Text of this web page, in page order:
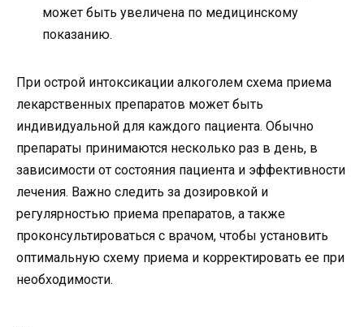
может быть увеличена по медицинскому
показанию.
При острой интоксикации алкоголем схема приема
лекарственных препаратов может быть
индивидуальной для каждого пациента. Обычно
препараты принимаются несколько раз в день, в
зависимости от состояния пациента и эффективности
лечения. Важно следить за дозировкой и
регулярностью приема препаратов, а также
проконсультироваться с врачом, чтобы установить
оптимальную схему приема и корректировать ее при
необходимости.